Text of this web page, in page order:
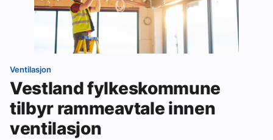
Ventilasjon
Vestland fylkeskommune
tilbyr rammeavtale innen
ventilasjon